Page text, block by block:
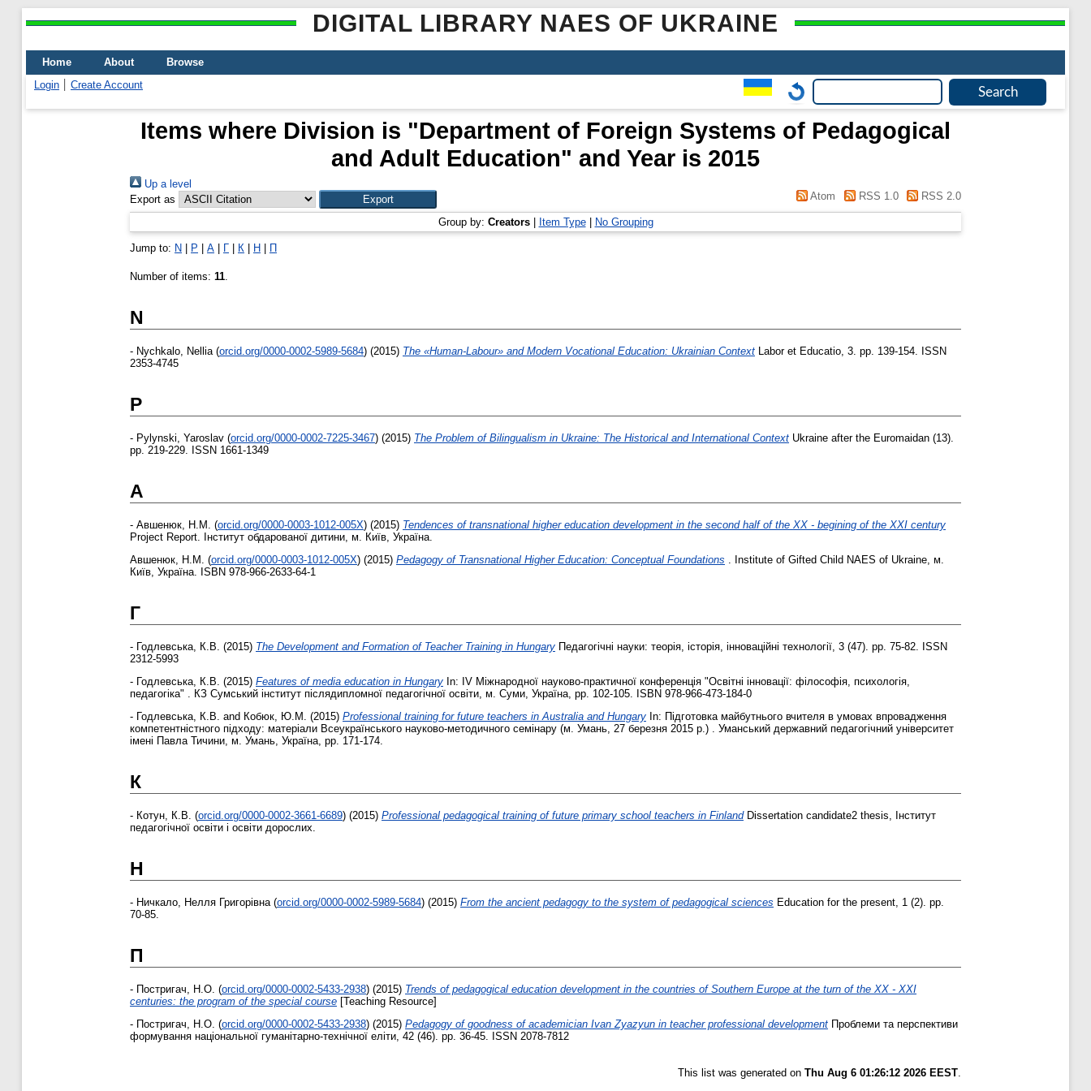
DIGITAL LIBRARY NAES OF UKRAINE
Home About
Browse
Login
Create Account
Items where Division is "Department of Foreign Systems of Pedagogical
and Adult Education" and Year is 2015
Up a level
Export as
Atom RSS 1.0 RSS 2.0
Group by: Creators| Item Type| No Grouping
Jump to: N P А Г К Н П
Number of items: 11.
N
- Nychkalo, Nellia (orcid.org/0000-0002-5989-5684) (2015) The «Human-Labour» and Modern Vocational Education: Ukrainian Context Labor et Educatio, 3. pp. 139-154. ISSN
2353-4745
P
- Pylynski, Yaroslav (orcid.org/0000-0002-7225-3467) (2015) The Problem of Bilingualism in Ukraine: The Historical and International Context Ukraine аfter the Euromaidan (13).
pp. 219-229. ISSN 1661-1349
А
- Авшенюк, Н.М. (orcid.org/0000-0003-1012-005X) (2015) Tendences of transnational higher education development in the second half of the XX - begining of the XXI century
Project Report. Інститут обдарованої дитини, м. Київ, Україна.
Авшенюк, Н.М. (orcid.org/0000-0003-1012-005X) (2015) Pedagogy of Transnational Higher Education: Conceptual Foundations . Institute of Gifted Child NAES of Ukraine, м.
Київ, Україна. ISBN 978-966-2633-64-1
Г
- Годлевська, К.В. (2015) The Development and Formation of Teacher Training in Hungary Педагогічні науки: теорія, історія, інноваційні технології, 3 (47). pp. 75-82. ISSN
2312-5993
- Годлевська, К.В. (2015) Features of media education in Hungary In: ІV Міжнародної науково-практичної конференція "Освітні інновації: філософія, психологія,
педагогіка" . КЗ Сумський інститут післядипломної педагогічної освіти, м. Суми, Україна, pp. 102-105. ISBN 978-966-473-184-0
- Годлевська, К.В. and Кобюк, Ю.М. (2015) Professional training for future teachers in Australia and Hungary In: Підготовка майбутнього вчителя в умовах впровадження
компетентністного підходу: матеріали Всеукраїнського науково-методичного семінару (м. Умань, 27 березня 2015 р.) . Уманський державний педагогічний університет
імені Павла Тичини, м. Умань, Україна, pp. 171-174.
К
- Котун, К.В. (orcid.org/0000-0002-3661-6689) (2015) Professional pedagogical training of future primary school teachers in FinlandDissertation candidate2 thesis, Інститут
педагогічної освіти і освіти дорослих.
Н
- Ничкало, Нелля Григорівна (orcid.org/0000-0002-5989-5684) (2015) From the ancient pedagogy to the system of pedagogical sciences Education for the present, 1 (2). pp.
70-85.
П
- Постригач, Н.О. (orcid.org/0000-0002-5433-2938) (2015) Trends of pedagogical education development in the countries of Southern Europe at the turn of the XX - XXI
centuries: the program of the special course [Teaching Resource]
- Постригач, Н.О. (orcid.org/0000-0002-5433-2938) (2015) Pedagogy of goodness of academician Ivan Zyazyun in teacher professional development Проблеми та перспективи
формування національної гуманітарно-технічної еліти, 42 (46). pp. 36-45. ISSN 2078-7812
This list was generated on Thu Aug 6 01:26:12 2026 EEST.